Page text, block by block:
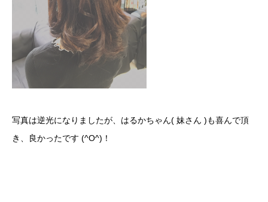
写真は逆光になりましたが、はるかちゃん( 妹さん )も喜んで頂
き、良かったです (^O^)！